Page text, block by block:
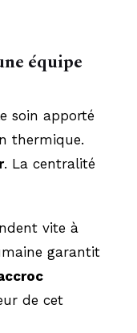
équipe
soin apporté
thermique.
. La centralité
vite à
garantit
de cet